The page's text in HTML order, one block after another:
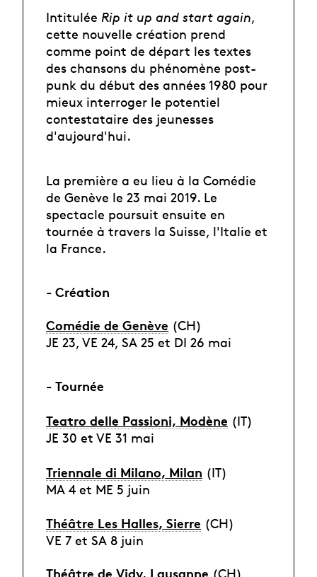
Intitulée Rip it up and start again,
cette nouvelle création prend
comme point de départ les textes
des chansons du phénomène post-
punk du début des années 1980 pour
mieux interroger le potentiel
contestataire des jeunesses
d'aujourd'hui.
La première a eu lieu à la Comédie
de Genève le 23 mai 2019. Le
spectacle poursuit ensuite en
tournée à travers la Suisse, l'Italie et
la France.
- Création
Comédie de Genève (CH)
JE 23, VE 24, SA 25 et DI 26 mai
- Tournée
Teatro delle Passioni, Modène (IT)
JE 30 et VE 31 mai
Triennale di Milano, Milan (IT)
MA 4 et ME 5 juin
Théâtre Les Halles, Sierre (CH)
VE 7 et SA 8 juin
Théâtre de Vidy, Lausanne (CH)